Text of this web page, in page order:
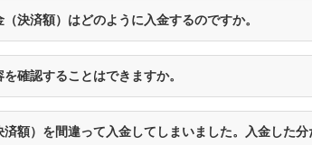
決済額）はどのように入金するのですか。
確認することはできますか。
済額）を間違って入金してしまいました。入金した